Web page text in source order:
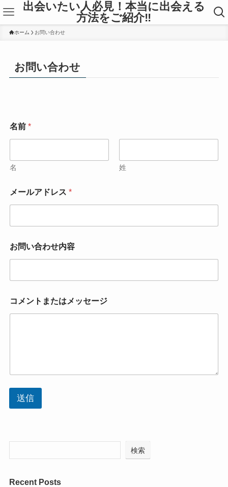
出会いたい人必見！本当に出会える
方法をご紹介‼
ホーム お問い合わせ
お問い合わせ
ー
ル
レ
問
い
わ
内
ル
ド
レ
名前 *
名 姓
メールアドレス *
お問い合わせ内容
コメントまたはメッセージ
送信
検索
Recent Posts